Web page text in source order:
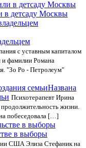
в детсаду Москвы
с уставным капиталом
и фамилии Романа
"Зо Ро - Петролеум"
Названа
Психотерапевт Ирина
продолжительность жизни.
побеседовала […]
в выборы
США Элиза Стефаник на